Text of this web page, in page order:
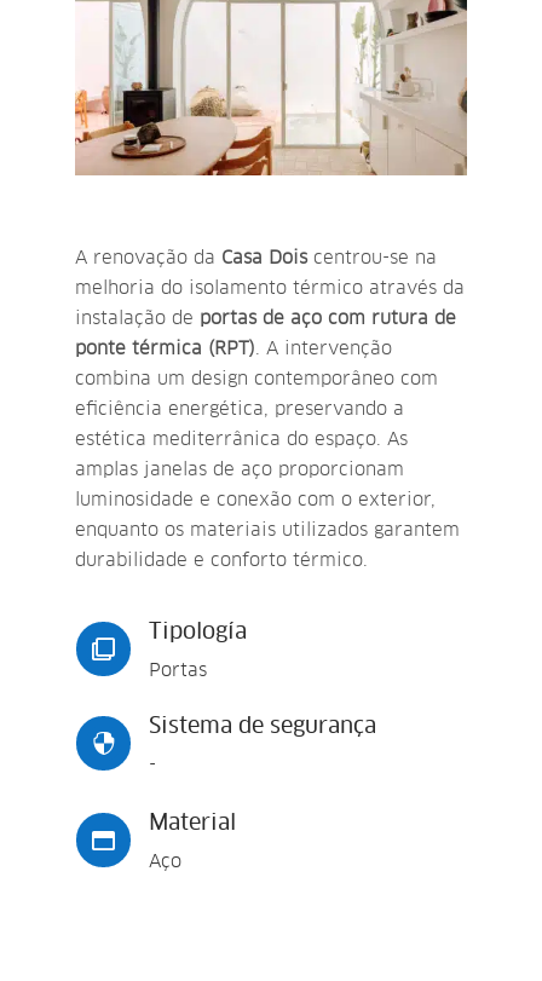
A renovação da Casa Doiscentrou-se na
melhoria do isolamento térmico através da
instalação de portas de aço com rutura de
ponte térmica (RPT) . A intervenção
combina um design contemporâneo com
eficiência energética, preservando a
estética mediterrânica do espaço. As
amplas janelas de aço proporcionam
luminosidade e conexão com o exterior,
enquanto os materiais utilizados garantem
durabilidade e conforto térmico.

Tipología
Portas

Sistema de segurança
-

Material
Aço